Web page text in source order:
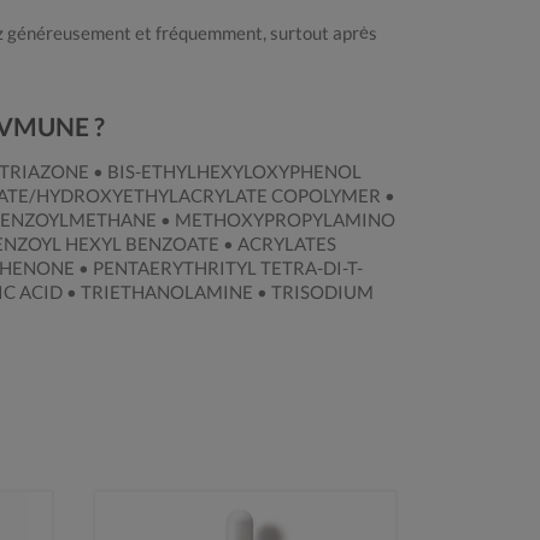
et fréquemment, surtout après
?
• BIS-ETHYLHEXYLOXYPHENOL
HYDROXYETHYLACRYLATE COPOLYMER •
• METHOXYPROPYLAMINO
HEXYL BENZOATE • ACRYLATES
• PENTAERYTHRITYL TETRA-DI-T-
ACID • TRIETHANOLAMINE • TRISODIUM